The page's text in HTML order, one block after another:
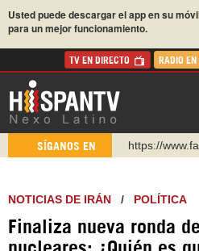
Usted puede descargar el app en su
para un mejor funcionamiento.
TV EN DIRECTO RADIO EN
SÍGANOS EN
https://
http://
https://t.me/
https://
NOTICIAS DE IRÁN / POLÍTICA
Finaliza nueva ronda
nucleares: ¿Quién es